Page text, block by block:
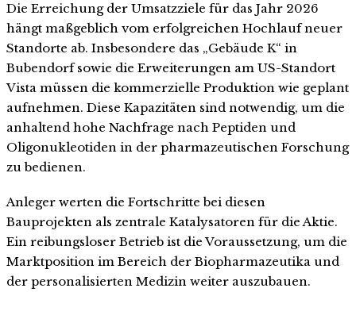
Die Erreichung der Umsatzziele für das Jahr 2026
hängt maßgeblich vom erfolgreichen Hochlauf neuer
Standorte ab. Insbesondere das „Gebäude K“ in
Bubendorf sowie die Erweiterungen am US-Standort
Vista müssen die kommerzielle Produktion wie geplant
aufnehmen. Diese Kapazitäten sind notwendig, um die
anhaltend hohe Nachfrage nach Peptiden und
Oligonukleotiden in der pharmazeutischen Forschung
zu bedienen.
Anleger werten die Fortschritte bei diesen
Bauprojekten als zentrale Katalysatoren für die Aktie.
Ein reibungsloser Betrieb ist die Voraussetzung, um die
Marktposition im Bereich der Biopharmazeutika und
der personalisierten Medizin weiter auszubauen.